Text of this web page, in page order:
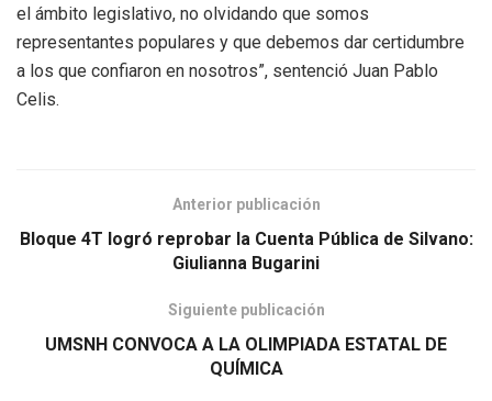
el ámbito legislativo, no olvidando que somos
representantes populares y que debemos dar certidumbre
a los que confiaron en nosotros”, sentenció Juan Pablo
Celis.
Anterior publicación
Bloque 4T logró reprobar la Cuenta Pública de Silvano:
Giulianna Bugarini
Siguiente publicación
UMSNH CONVOCA A LA OLIMPIADA ESTATAL DE
QUÍMICA